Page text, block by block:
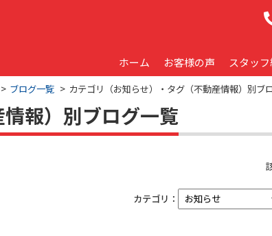
ホーム お客様の声 スタッ
ブログ一覧 カテゴリ（お知らせ）・タグ（不動産情報）別ブ
報）別ブログ一覧
カテゴリ：